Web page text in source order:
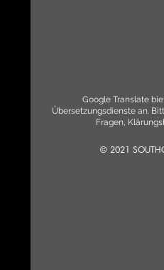
Google Translate
Übersetzungsdienste an.
Fragen,
© 2021